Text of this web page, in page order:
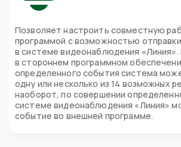
Позволяет настроить совместную
программой с возможностью
в системе видеонаблюдения
в стороннем программном
определенного события система
одну или несколько из 14 возможных
наоборот, по совершении
системе видеонаблюдения «Линия»
событие во внешней программе.